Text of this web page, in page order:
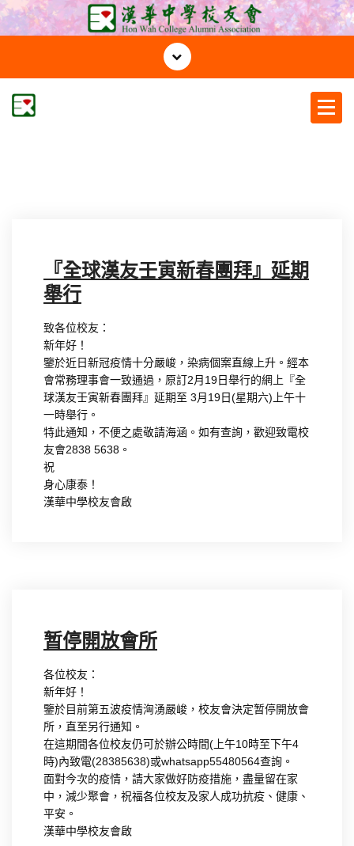
S
『全球漢友壬寅新春團拜』延期
舉行
致各位校友：
新年好！
鑒於近日新冠疫情十分嚴峻，染病個案直線上升。經本
會常務理事會一致通過，原訂2月19日舉行的網上『全
球漢友壬寅新春團拜』延期至 3月19日(星期六)上午十
一時舉行。
特此通知，不便之處敬請海涵。如有查詢，歡迎致電校
友會2838 5638。
祝
身心康泰！
漢華中學校友會啟
暂停開放會所
各位校友：
新年好！
鑒於目前第五波疫情洶湧嚴峻，校友會決定暂停開放會
所，直至另行通知。
在這期間各位校友仍可於辦公時間(上午10時至下午4
時)內致電(28385638)或whatsapp55480564查詢。
面對今次的疫情，請大家做好防疫措施，盡量留在家
中，減少聚會，祝福各位校友及家人成功抗疫、健康、
平安。
漢華中學校友會啟